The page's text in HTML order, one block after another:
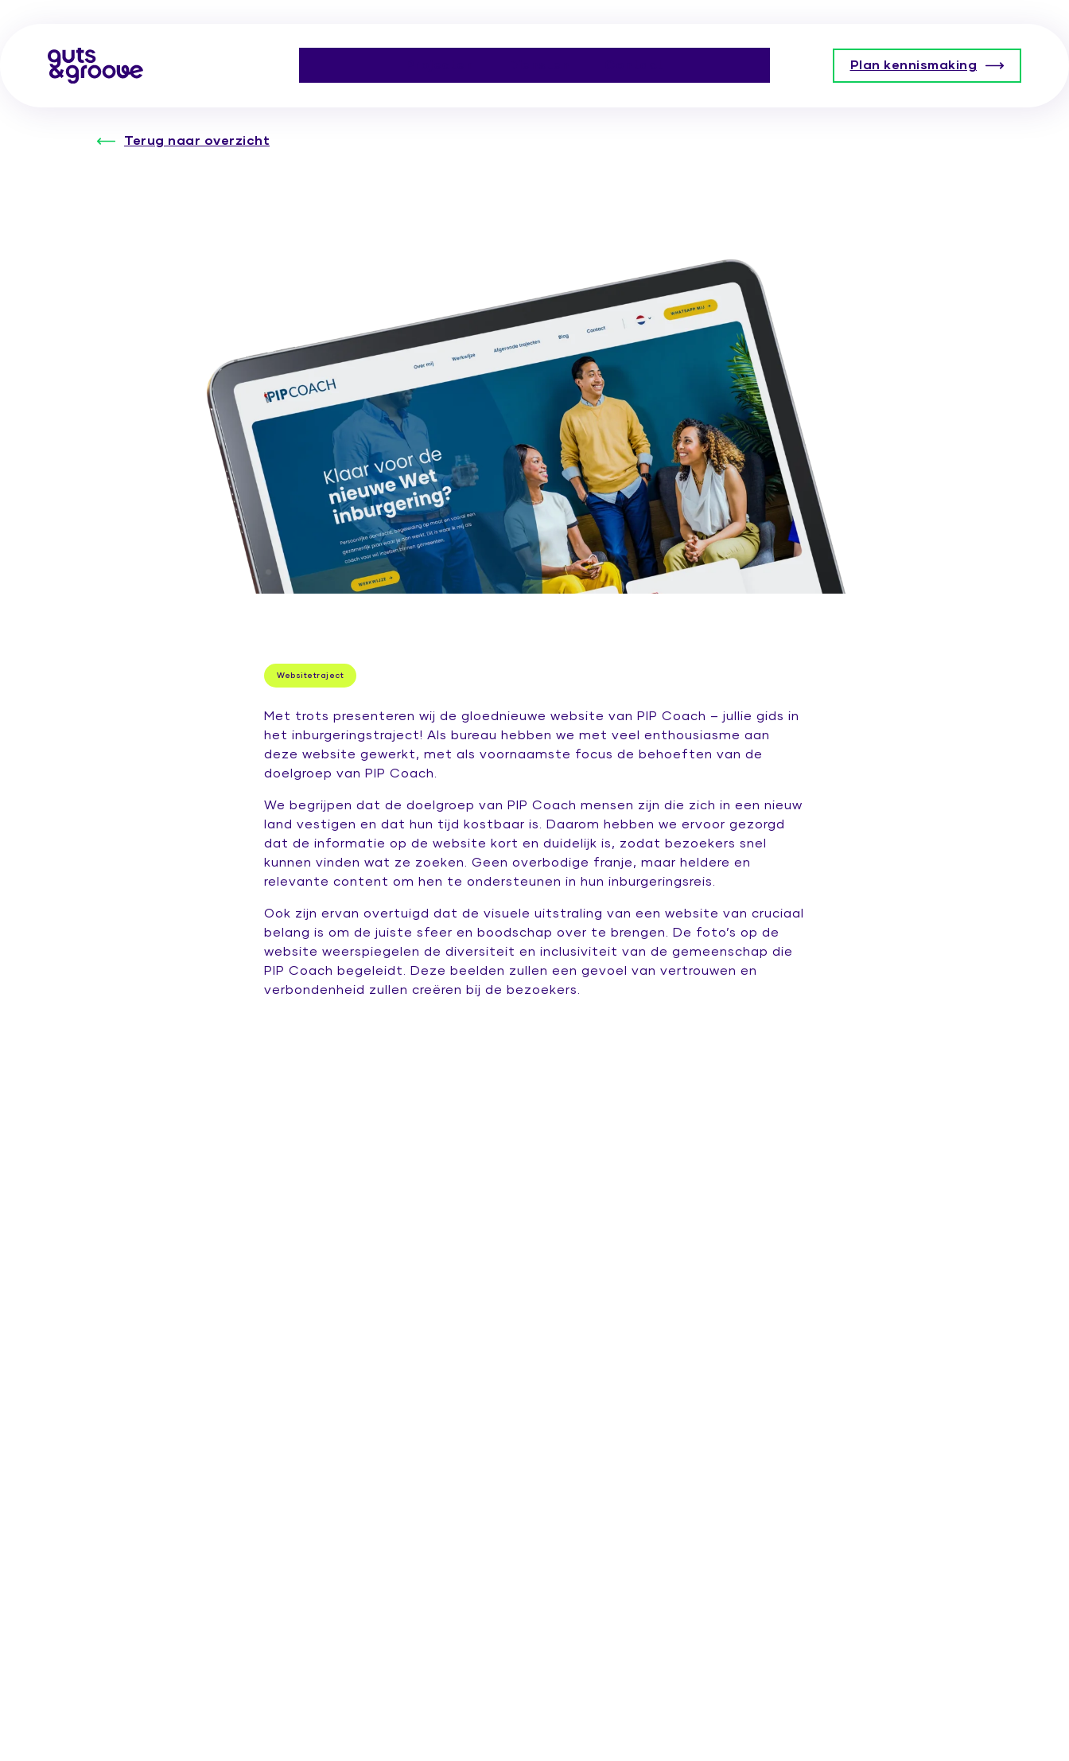
Plan kennismaking
Terug naar overzicht
Websitetraject
Met trots presenteren wij de gloednieuwe website van PIP Coach – jullie gids in
het inburgeringstraject! Als bureau hebben we met veel enthousiasme aan
deze website gewerkt, met als voornaamste focus de behoeften van de
doelgroep van PIP Coach.
We begrijpen dat de doelgroep van PIP Coach mensen zijn die zich in een nieuw
land vestigen en dat hun tijd kostbaar is. Daarom hebben we ervoor gezorgd
dat de informatie op de website kort en duidelijk is, zodat bezoekers snel
kunnen vinden wat ze zoeken. Geen overbodige franje, maar heldere en
relevante content om hen te ondersteunen in hun inburgeringsreis.
Ook zijn ervan overtuigd dat de visuele uitstraling van een website van cruciaal
belang is om de juiste sfeer en boodschap over te brengen. De foto’s op de
website weerspiegelen de diversiteit en inclusiviteit van de gemeenschap die
PIP Coach begeleidt. Deze beelden zullen een gevoel van vertrouwen en
verbondenheid zullen creëren bij de bezoekers.